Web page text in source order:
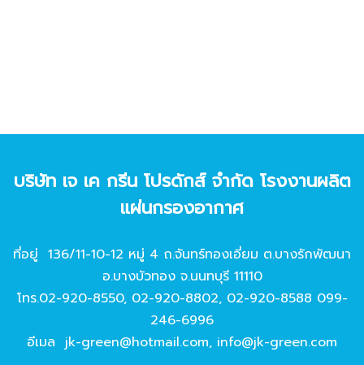
บริษัท เจ เค กรีน โปรดักส์ จํากัด โรงงานผลิต
แผ่นกรองอากาศ
ที่อยู่ 136/11-10-12 หมู่ 4 ถ.จันทร์ทองเอี่ยม ต.บางรักพัฒนา
อ.บางบัวทอง จ.นนทบุรี 11110
โทร.02-920-8550, 02-920-8802, 02-920-8588 099-
246-6996
อีเมล jk-green@hotmail.com, info@jk-green.com